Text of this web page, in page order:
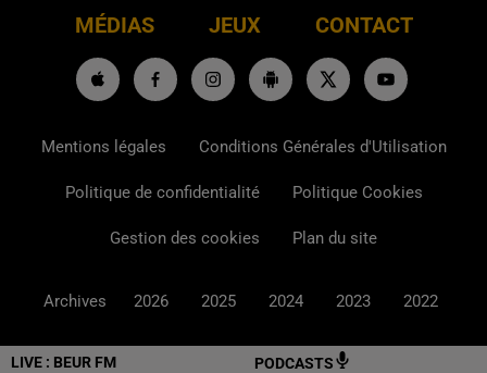
LIVE : BEUR FM PODCASTS
MÉDIAS JEUX CONTACT
Mentions légales Conditions Générales d'Utilisation
Politique de confidentialité Politique Cookies
Gestion des cookies Plan du site
Archives 2026 2025 2024 2023 2022